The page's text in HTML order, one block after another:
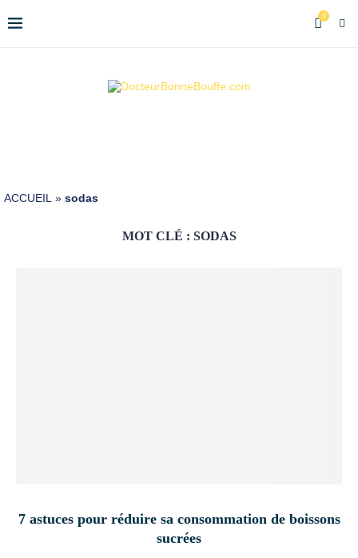
0
ACCUEIL » sodas
MOT CLÉ : SODAS
7 astuces pour réduire sa consommation de boissons
sucrées